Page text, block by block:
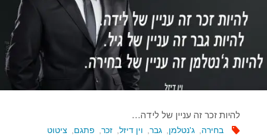
את
כאב
הפרידה…"
להיות זכר זה עניין של לידה…
בחירה ג'נטלמן גבר וין דיזל, זכר, פתגם ציטוט